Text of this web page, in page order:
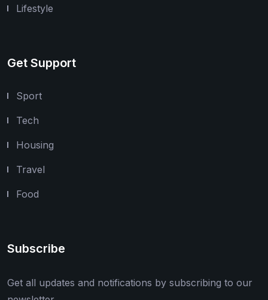
Lifestyle
Get Support
Sport
Tech
Housing
Travel
Food
Subscribe
Get all updates and notifications by subscribing to our